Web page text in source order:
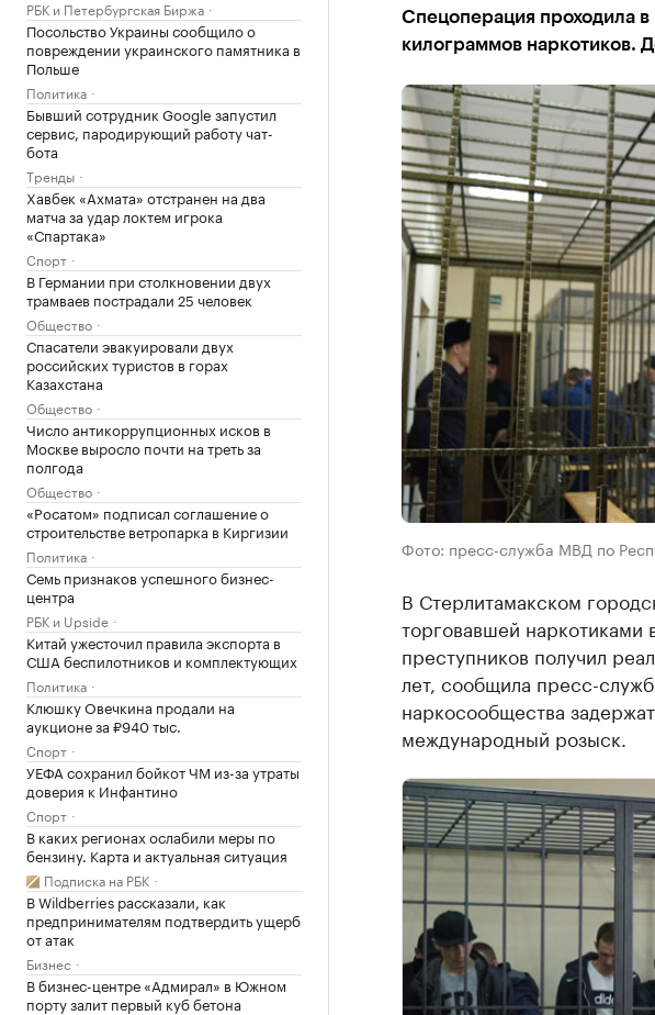
РБК и Петербургская Биржа
Посольство Украины сообщило о
повреждении украинского памятника в
Польше
Политика
Бывший сотрудник Google запустил
сервис, пародирующий работу чат-
бота
Тренды
Хавбек «Ахмата» отстранен на два
матча за удар локтем игрока
«Спартака»
Спорт
В Германии при столкновении двух
трамваев пострадали 25 человек
Общество
Спасатели эвакуировали двух
российских туристов в горах
Казахстана
Общество
Число антикоррупционных исков в
Москве выросло почти на треть за
полгода
Общество
«Росатом» подписал соглашение о
строительстве ветропарка в Киргизии
Политика
Семь признаков успешного бизнес-
центра
РБК и Upside
Китай ужесточил правила экспорта в
США беспилотников и комплектующих
Политика
Клюшку Овечкина продали на
аукционе за ₽940 тыс.
Спорт
УЕФА сохранил бойкот ЧМ из-за утраты
доверия к Инфантино
Спорт
В каких регионах ослабили меры по
бензину. Карта и актуальная ситуация
Подписка на РБК
В Wildberries рассказали, как
предпринимателям подтвердить ущерб
от атак
Бизнес
В бизнес-центре «Адмирал» в Южном
порту залит первый куб бетона
Спецоперация проходила
килограммов наркотиков.
Фото: пресс-служба МВД по
В Стерлитамакском
торговавшей
преступников получил
лет, сообщила пресс-
наркосообщества
международный розыск.